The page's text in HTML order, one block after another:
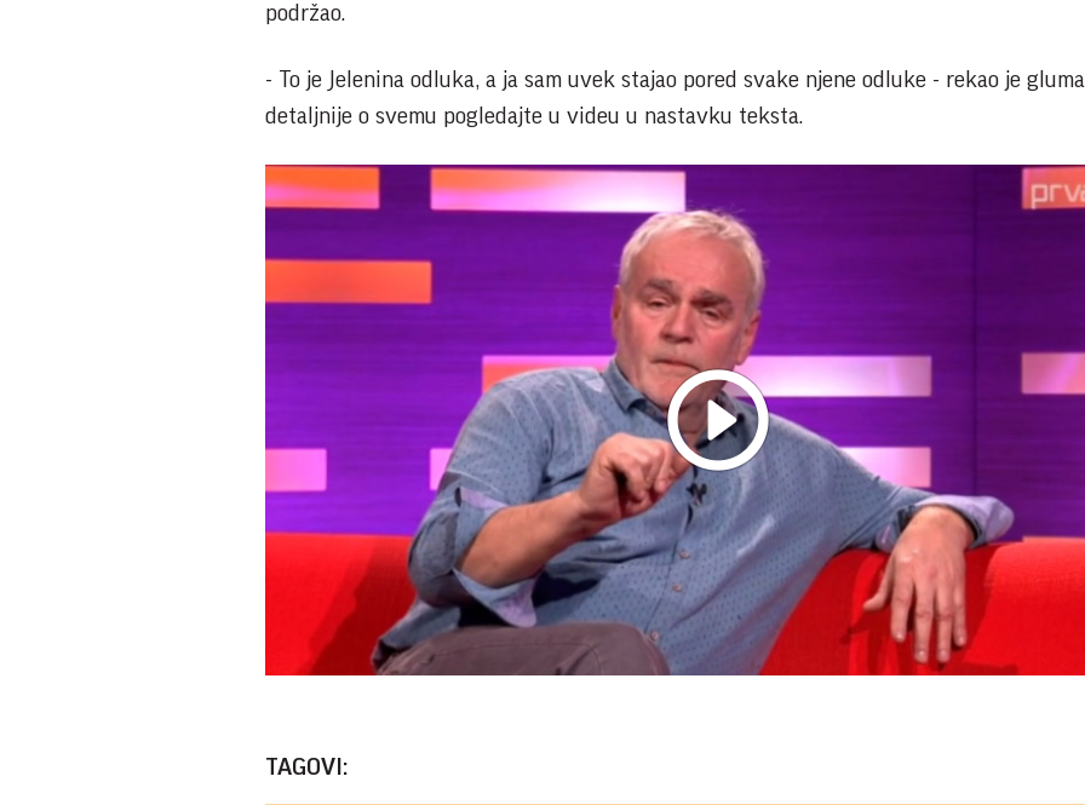
podržao.
- To je Jelenina odluka, a ja sam uvek stajao pored svake njene odluke - rekao je
detaljnije o svemu pogledajte u videu u nastavku teksta.
Play
Video
TAGOVI: